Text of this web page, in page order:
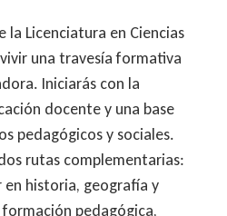
la Licenciatura en Ciencias
una travesía formativa
Iniciarás con la
docente y una base
pedagógicos y sociales.
rutas complementarias:
historia, geografía y
formación pedagógica,